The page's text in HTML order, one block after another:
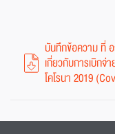
บันทึกข้อความ ที่ อ
เกี่ยวกับการเบิกจ่
โคโรนา 2019